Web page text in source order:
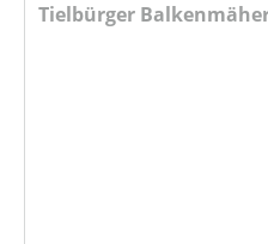
Tielbürger